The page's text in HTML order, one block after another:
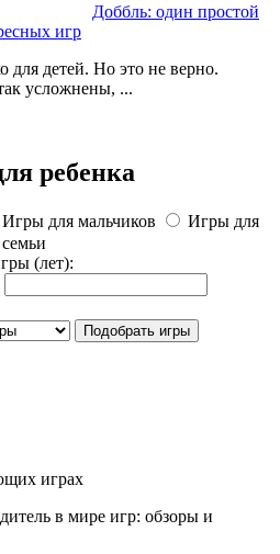
Доббль: один простой
игр
для детей. Но это не верно.
усложнены, ...
ребенка
Игры для мальчиков
Игры для
(лет):
Подобрать игры
играх
в мире игр: обзоры и